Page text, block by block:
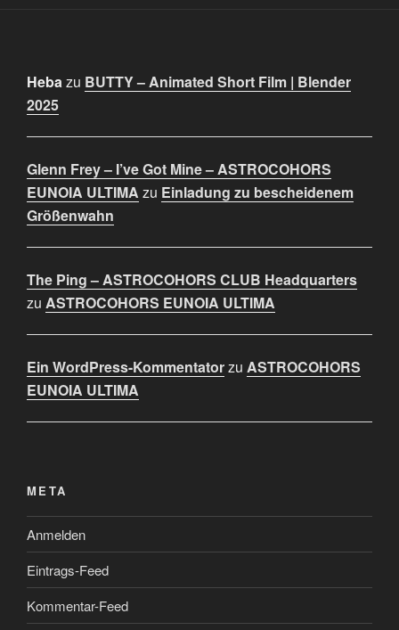
Hebazu BUTTY – Animated Short Film | Blender
2025
Glenn Frey – I’ve Got Mine – ASTROCOHORS
EUNOIA ULTIMA zu Einladung zu bescheidenem
Größenwahn
The Ping – ASTROCOHORS CLUB Headquarters
zu ASTROCOHORS EUNOIA ULTIMA
Ein WordPress-Kommentatorzu ASTROCOHORS
EUNOIA ULTIMA
META
Anmelden
Eintrags-Feed
Kommentar-Feed